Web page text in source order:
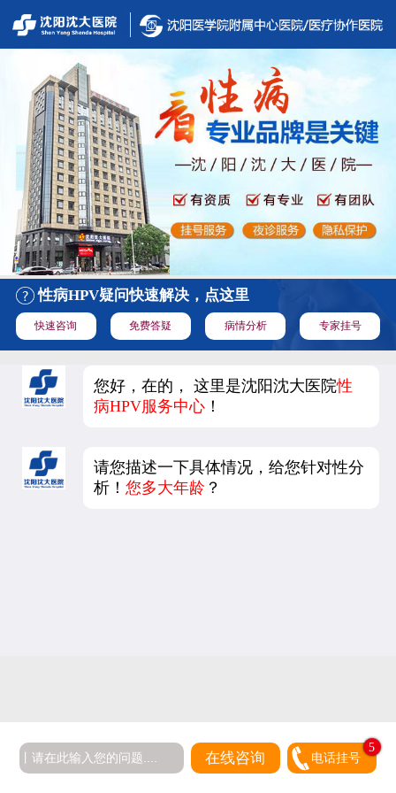
性病HPV疑问快速解决，点这里
快速咨询 免费答疑 病情分析 专家挂号
您好，在的， 这里是沈阳沈大医院性
病HPV服务中心！
请您描述一下具体情况，给您针对性分
析！ 您多大年龄 ？
在线咨询 电话挂号
5